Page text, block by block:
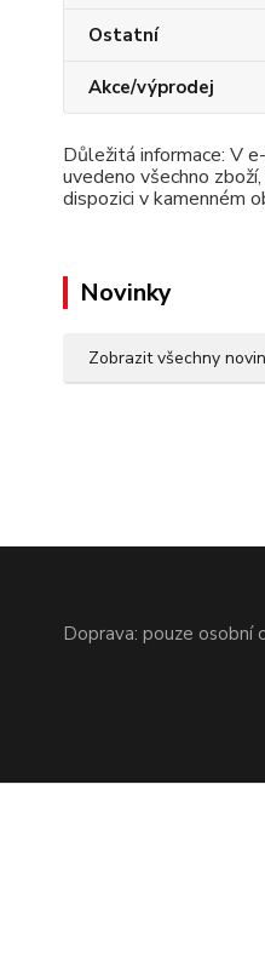
Ostatní
Akce/výprodej
Důležitá informace: V
uvedeno všechno
dispozici v kamenném
Novinky
Zobrazit všechny
Doprava: pouze osobní